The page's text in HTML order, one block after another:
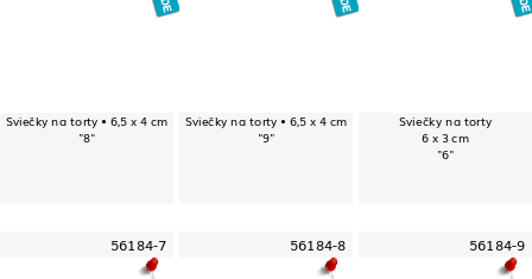
Sviečky na torty • 6,5 x 4 cm
"8"
Sviečky na torty • 6,5 x 4 cm
"9"
Sviečky na torty
6 x 3 cm
"6"
56184-7 56184-8 56184-9